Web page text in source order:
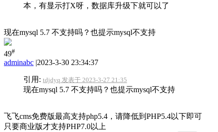
本，有显示打X呀，数据库升级下就可以了
现在mysql 5.7 不支持吗？也提示mysql不支持
49#
adminabc |2023-3-30 23:34:37
引用: tdjdyq 发表于 2023-3-27 21:35
现在mysql 5.7 不支持吗？也提示mysql不支持
飞飞cms免费版最高支持php5.4，请降低到PHP5.4以下即可
只要商业版才支持PHP7.0以上